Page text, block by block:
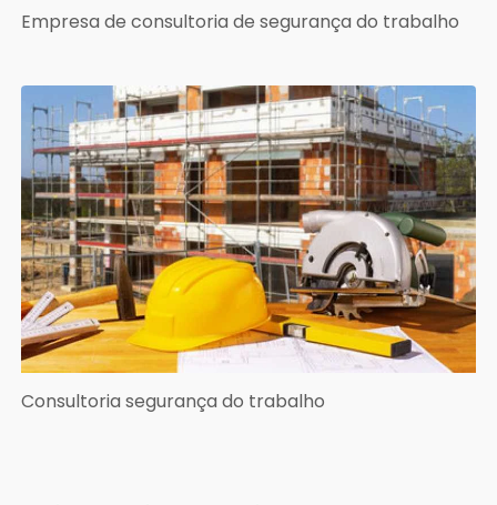
Empresa de consultoria de segurança do trabalho
Consultoria segurança do trabalho